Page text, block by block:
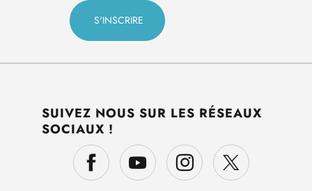
SUIVEZ NOUS SUR LES RÉSEAUX
SOCIAUX !